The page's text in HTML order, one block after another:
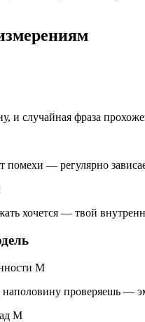
и случайная фраза
помехи — регулярно
хочется — твой
M
проверяешь —
M